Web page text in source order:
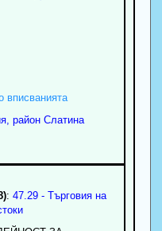
вписванията
район Слатина
: 47.29 - Търговия на